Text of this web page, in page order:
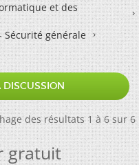
et des
Sécurité générale
DISCUSSION
des résultats 1 à 6 sur 6
gratuit